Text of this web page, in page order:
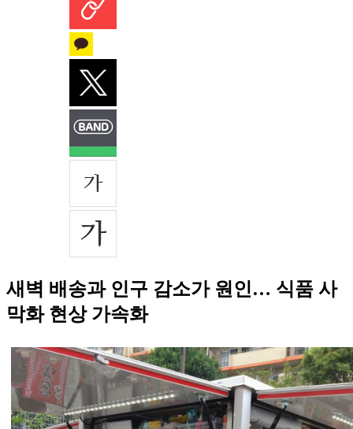
새벽 배송과 인구 감소가 원인… 식품 사
막화 현상 가속화